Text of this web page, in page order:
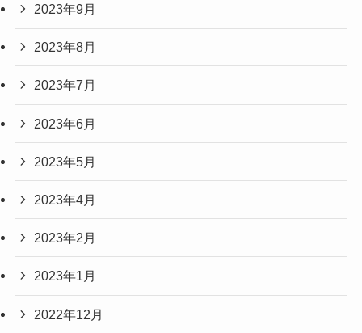
2023年9月
2023年8月
2023年7月
2023年6月
2023年5月
2023年4月
2023年2月
2023年1月
2022年12月